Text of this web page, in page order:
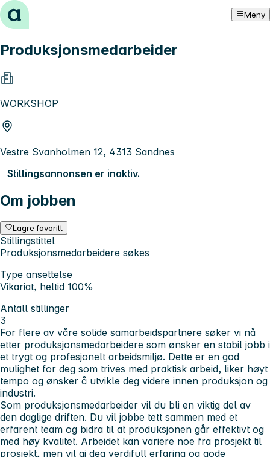
Hopp til innhold Meny
Produksjonsmedarbeider
WORKSHOP
Vestre Svanholmen 12, 4313 Sandnes
Stillingsannonsen er inaktiv.
Om jobben
Lagre favoritt
Stillingstittel
Produksjonsmedarbeidere søkes
Type ansettelse
Vikariat, heltid 100%
Antall stillinger
3
For flere av våre solide samarbeidspartnere søker vi nå
etter produksjonsmedarbeidere som ønsker en stabil jobb i
et trygt og profesjonelt arbeidsmiljø. Dette er en god
mulighet for deg som trives med praktisk arbeid, liker høyt
tempo og ønsker å utvikle deg videre innen produksjon og
industri.
Som produksjonsmedarbeider vil du bli en viktig del av
den daglige driften. Du vil jobbe tett sammen med et
erfarent team og bidra til at produksjonen går effektivt og
med høy kvalitet. Arbeidet kan variere noe fra prosjekt til
prosjekt, men vil gi deg verdifull erfaring og gode